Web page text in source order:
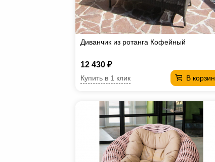
Диванчик из ротанга Кофейный
12 430 ₽
В
Купить в 1 клик